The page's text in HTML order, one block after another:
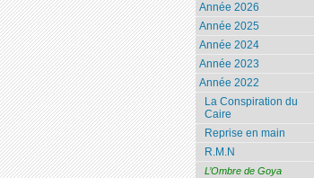
Année 2026
Année 2025
Année 2024
Année 2023
Année 2022
La Conspiration du
Caire
Reprise en main
R.M.N
L’Ombre de Goya